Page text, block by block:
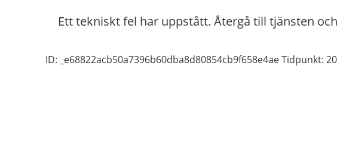
Ett tekniskt fel har uppstått. Återgå till tjänsten
ID: _e68822acb50a7396b60dba8d80854cb9f658e4aeTidpunkt: